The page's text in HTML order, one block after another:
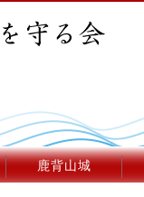
鹿背山城